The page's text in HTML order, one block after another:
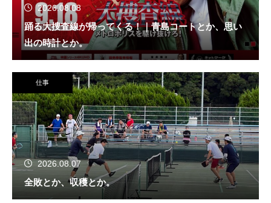
2026.08.08
踊る大捜査線が帰ってくる！｜青島コートとか、思い
出の時計とか。
仕事
2026.08.07
全敗とか、収穫とか。